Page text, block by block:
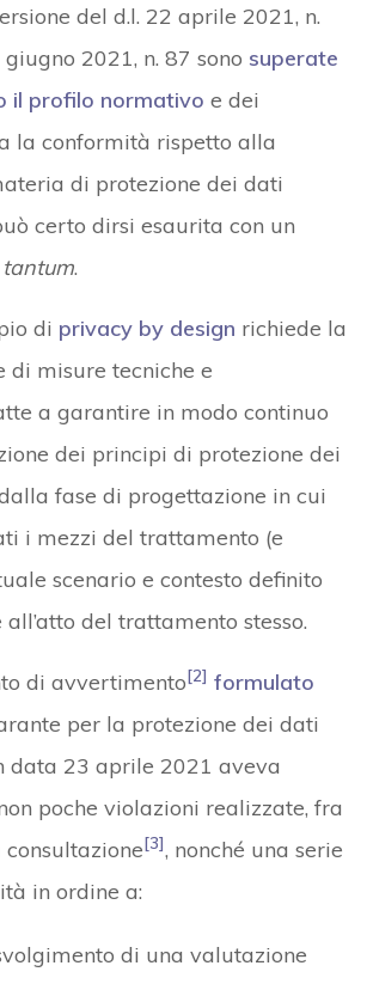
del d.l. 22 aprile 2021, n.
2021, n. 87 sono superate
il profilo normativo e dei
la conformità rispetto alla
di protezione dei dati
certo dirsi esaurita con un
.
di privacy by design richiede la
di misure tecniche e
a garantire in modo continuo
dei principi di protezione dei
fase di progettazione in cui
i mezzi del trattamento (e
scenario e contesto definito
all’atto del trattamento stesso.
di avvertimento[2] formulato
per la protezione dei dati
data 23 aprile 2021 aveva
poche violazioni realizzate, fra
[3], nonché una serie
in ordine a:
di una valutazione